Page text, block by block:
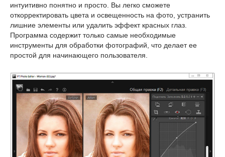
интуитивно понятно и просто. Вы легко сможете
откорректировать цвета и освещенность на фото, устранить
лишние элементы или удалить эффект красных глаз.
Программа содержит только самые необходимые
инструменты для обработки фотографий, что делает ее
простой для начинающего пользователя.